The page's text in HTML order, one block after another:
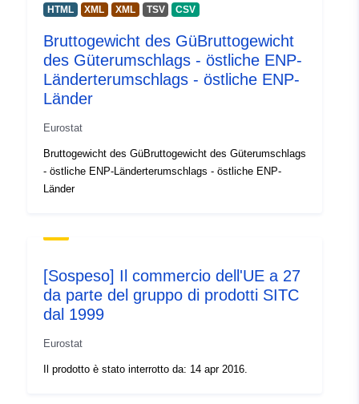
Altri identificatori: https://doi.org/10.2908/
uriRef:
annual
Copertura
Tipo:
Statistical data
type/STATISTICAL
HTML XML XML TSV CSV
Bruttogewicht des GüBruttogewicht
des Güterumschlags - östliche ENP-
Länderterumschlags - östliche ENP-
Länder
Eurostat
Bruttogewicht des GüBruttogewicht des Güterumschlags
- östliche ENP-Länderterumschlags - östliche ENP-
Länder
[Sospeso] Il commercio dell'UE a 27
da parte del gruppo di prodotti SITC
dal 1999
Eurostat
Il prodotto è stato interrotto da: 14 apr 2016.